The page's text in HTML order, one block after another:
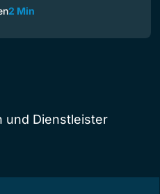
2 Min
und Dienstleister